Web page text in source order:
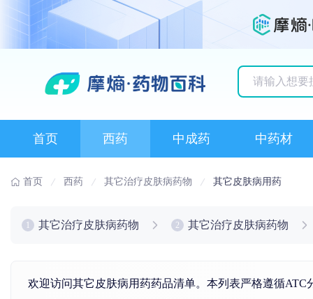
首页 西药 中成药 中药材
首页 西药 其它治疗皮肤病药物 其它皮肤病用药
其它治疗皮肤病药物 2 其它治疗皮肤病药物
欢迎访问其它皮肤病用药药品清单。本列表严格遵循